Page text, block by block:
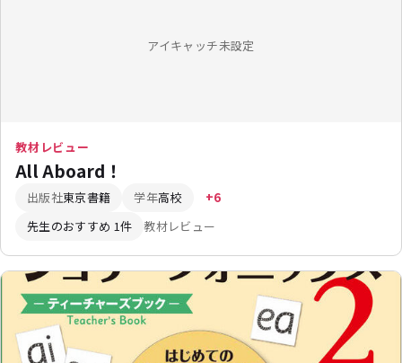
アイキャッチ未設定
教材レビュー
All Aboard！
出版社東京書籍 学年高校
+6
先生のおすすめ 1件
教材レビュー